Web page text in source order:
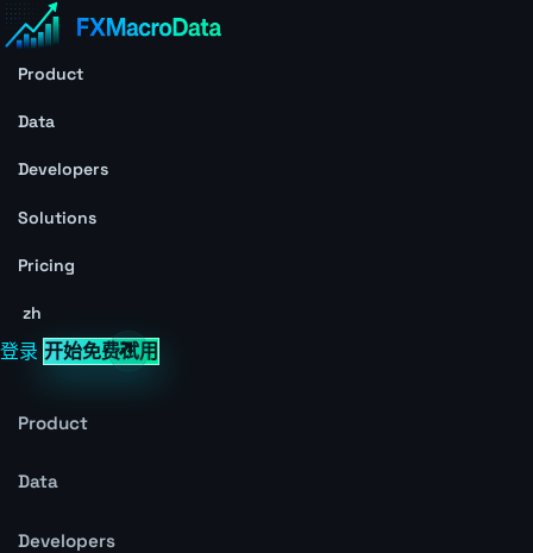
Product
Data
Developers
Solutions
Pricing
zh
登录 开始免费试用
Product
Data
Developers